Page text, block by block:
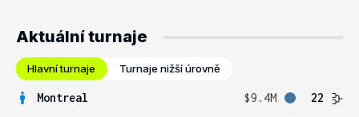
Aktuální turnaje
Hlavní turnaje Turnaje nižší úrovně
Montreal $9.4M
22